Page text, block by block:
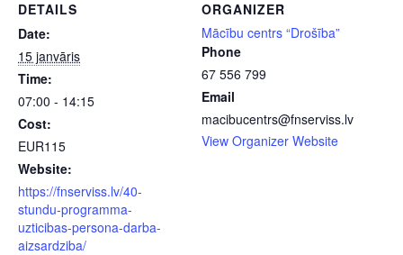
DETAILS
Date:
15 janvāris
Time:
07:00 - 14:15
Cost:
EUR115
Website:
https://fnserviss.lv/40-
stundu-programma-
uzticibas-persona-darba-
aizsardziba/
ORGANIZER
Mācību centrs “Drošība”
Phone
67 556 799
Email
macibucentrs@fnserviss.lv
View Organizer Website